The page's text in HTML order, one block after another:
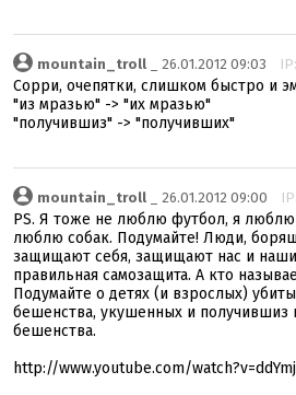
mountain_troll _ 26.01.2012 09:03
Сорри, очепятки, слишком быстро и
"из мразью" -> "их мразью"
"получившиз" -> "получивших"
mountain_troll _ 26.01.2012 09:00
PS. Я тоже не люблю футбол, я
люблю собак. Подумайте! Люди,
защищают себя, защищают нас и
правильная самозащита. А кто
Подумайте о детях (и взрослых)
бешенства, укушенных и получившиз
бешенства.
http://www.youtube.com/